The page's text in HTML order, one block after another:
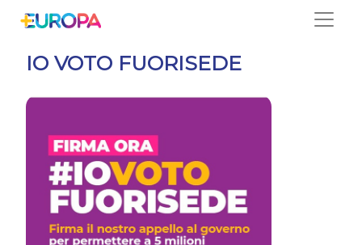
IO VOTO FUORISEDE